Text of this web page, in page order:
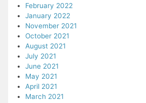
February 2022
January 2022
November 2021
October 2021
August 2021
July 2021
June 2021
May 2021
April 2021
March 2021